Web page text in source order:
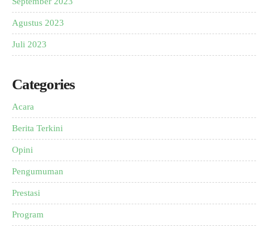
Agustus 2023
Juli 2023
Categories
Acara
Berita Terkini
Opini
Pengumuman
Prestasi
Program